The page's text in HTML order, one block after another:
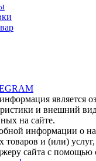
является
и внешний
на сайте.
информации о
товаров и (или)
сайта с помощью